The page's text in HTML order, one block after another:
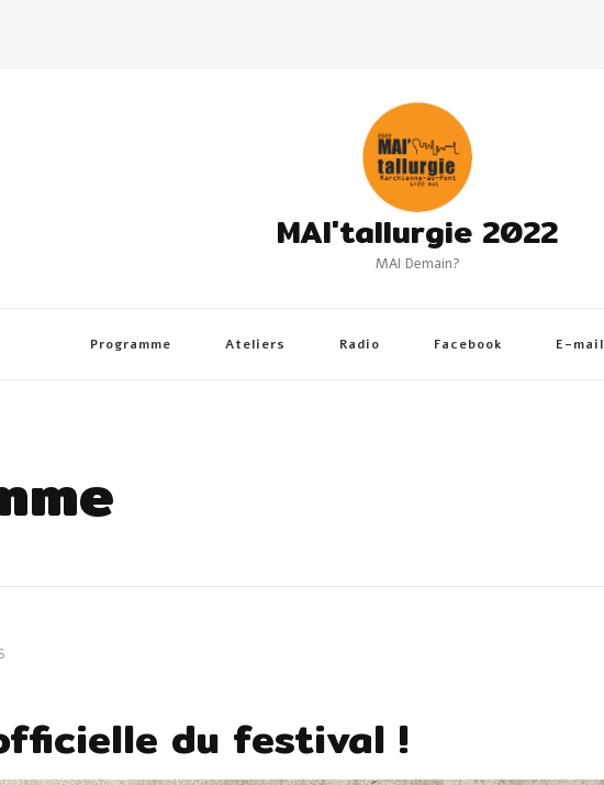
MAI'tallurgie 2022
MAI Demain?
Programme Ateliers Radio Facebook E-mail
du festival !